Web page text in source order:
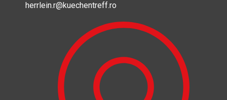
herrlein.r@kuechentreff.ro